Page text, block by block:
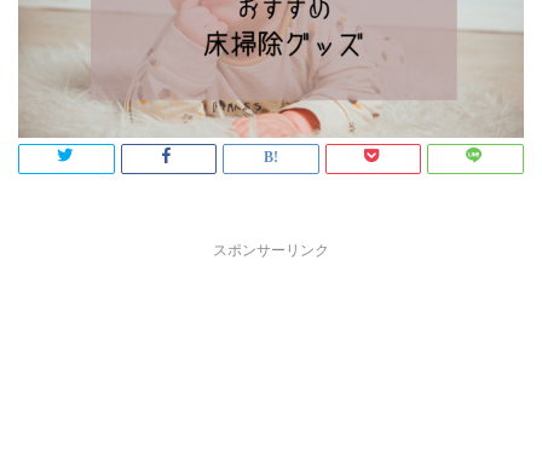
スポンサーリンク